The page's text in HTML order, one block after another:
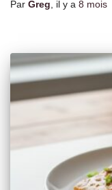
Par Greg , il y a 8 mois